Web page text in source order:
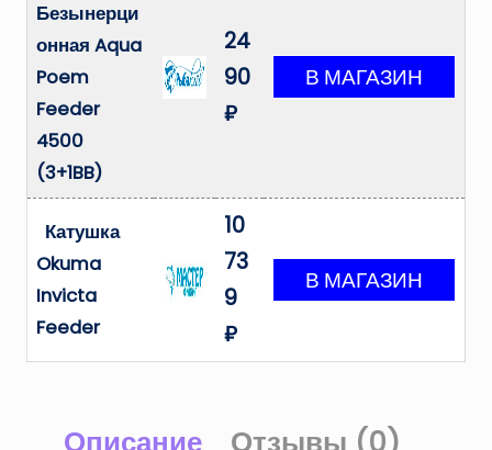
Безынерци
онная Aqua
Poem
Feeder
4500
(3+1BB)
24
90
₽
Катушка
Okuma
Invicta
Feeder
10
73
9
₽